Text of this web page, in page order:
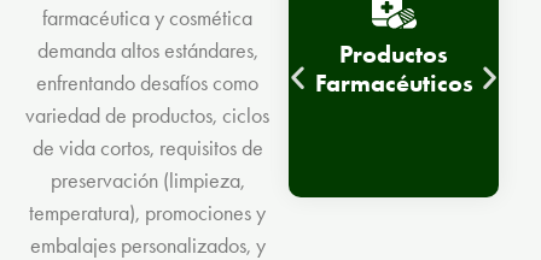
farmacéutica y cosmética
demanda altos estándares,
enfrentando desafíos como
variedad de productos, ciclos
de vida cortos, requisitos de
preservación (limpieza,
temperatura), promociones y
embalajes personalizados, y
Zona de
etiquetado
para productos
cosméticos
Productos
Farmacéuticos